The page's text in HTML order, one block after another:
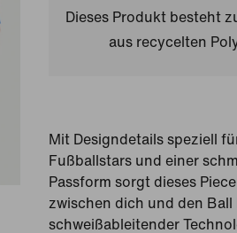
Dieses Produkt besteht
aus recycelten
Mit Designdetails speziell
Fußballstars und einer
Passform sorgt dieses
zwischen dich und den Ball
schweißableitender